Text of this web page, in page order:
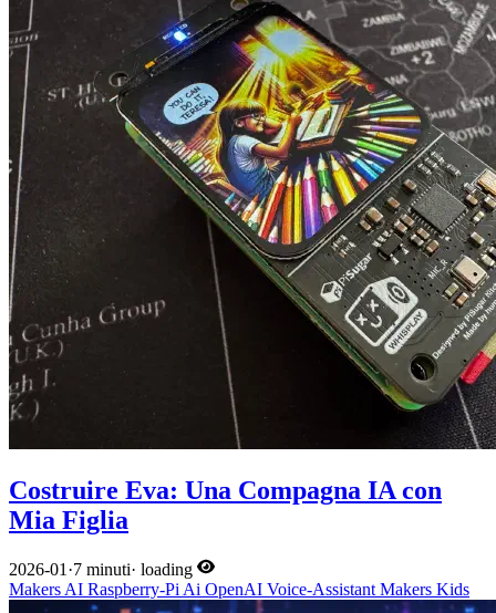
Costruire Eva: Una Compagna IA con
Mia Figlia
2026-01 ·7 minuti· loading
Makers AI Raspberry-Pi Ai OpenAI Voice-Assistant Makers Kids